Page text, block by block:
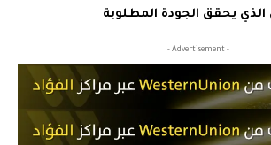
يحقق الجودة المطلوبة
- Advertisement -